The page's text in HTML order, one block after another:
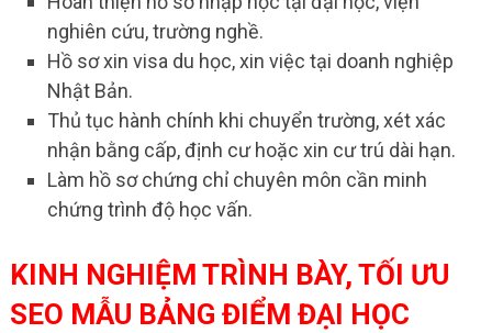
nghiên cứu, trường nghề.
Hồ sơ xin visa du học, xin việc tại doanh nghiệp
Nhật Bản.
Thủ tục hành chính khi chuyển trường, xét xác
nhận bằng cấp, định cư hoặc xin cư trú dài hạn.
Làm hồ sơ chứng chỉ chuyên môn cần minh
chứng trình độ học vấn.
KINH NGHIỆM TRÌNH BÀY, TỐI ƯU
SEO MẪU BẢNG ĐIỂM ĐẠI HỌC